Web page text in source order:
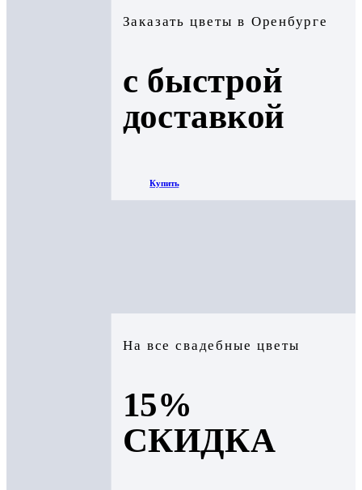
Заказать цветы в Оренбурге
с быстрой
доставкой
Купить
На все свадебные цветы
15%
СКИДКА